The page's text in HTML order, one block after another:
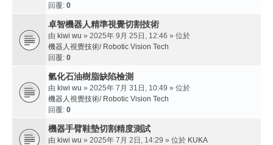
回覆: 0
卓智機器人精準視覺切割技術
由 kiwi wu » 2025年 9月 25日, 12:46 » 位於
機器人視覺技術/ Robotic Vision Tech
回覆: 0
氫化石油樹脂缺陷檢測
由 kiwi wu » 2025年 7月 31日, 10:49 » 位於
機器人視覺技術/ Robotic Vision Tech
回覆: 0
機器手臂鞋墊切割精度測試
由 kiwi wu » 2025年 7月 2日, 14:29 » 位於 KUKA